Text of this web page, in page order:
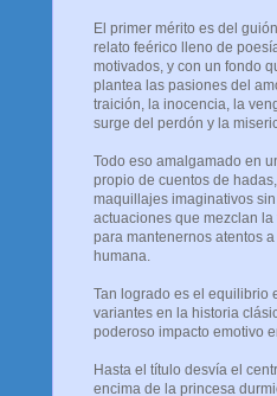
El primer mérito es del
relato feérico lleno de
motivados, y con un fondo
plantea las pasiones del
traición, la inocencia, la
surge del perdón y la
Todo eso amalgamado en
propio de cuentos de
maquillajes imaginativos
actuaciones que mezclan
para mantenernos atentos
humana.
Tan logrado es el equilibrio
variantes en la historia
poderoso impacto emotivo
Hasta el título desvía el
encima de la princesa